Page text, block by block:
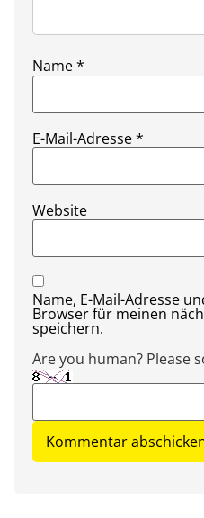
Name*
E-Mail-Adresse*
Website
Name, E-Mail-Adresse
Browser für meinen
speichern.
Are you human? Please